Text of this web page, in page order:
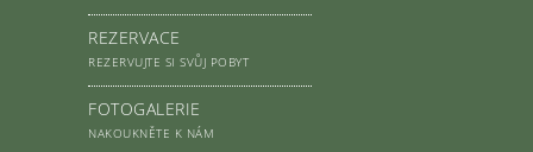
REZERVACE
REZERVUJTE SI SVŮJ POBYT
FOTOGALERIE
NAKOUKNĚTE K NÁM